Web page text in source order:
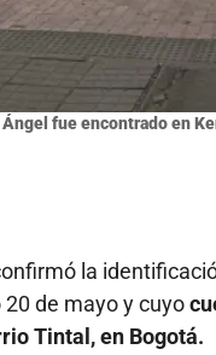
fue encontrado en
la
de mayo y cuyo
Tintal, en Bogotá.